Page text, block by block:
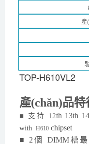
TOP-H610VL2
產(chǎn)品特
■ 支持 12th 13th 14
with H610 chipset
■
2 個 DIMM槽